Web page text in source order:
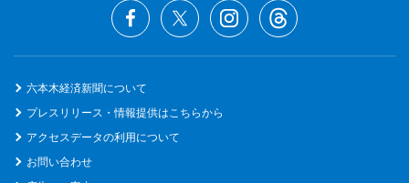
六本木経済新聞について
プレスリリース・情報提供はこちらから
アクセスデータの利用について
お問い合わせ